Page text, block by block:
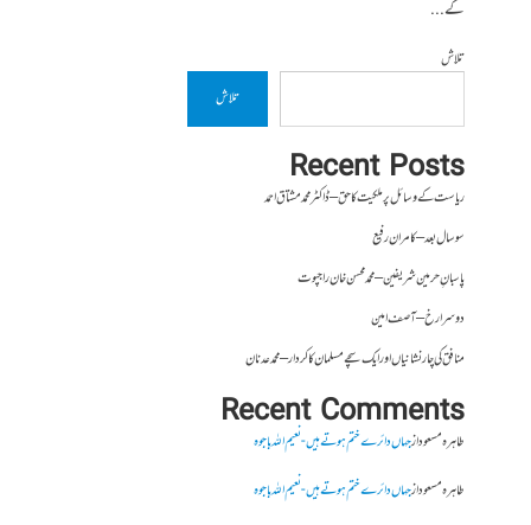
کے...
تلاش
تلاش
Recent Posts
ریاست کے وسائل پر ملکیت کا حق – ڈاکٹر محمد مشتاق احمد
سو سال بعد – کامران رفیع
پاسبانِ حرمین شریفین – محمد محسن خان راجپوت
دوسرا رخ – آصف امین
منافق کی چار نشانیاں اور ایک سچے مسلمان کا کردار – محمد عدنان
Recent Comments
طاہرہ مسعودازجہاں دائرے ختم ہوتے ہیں- نعیم اللہ باجوہ
طاہرہ مسعودازجہاں دائرے ختم ہوتے ہیں- نعیم اللہ باجوہ